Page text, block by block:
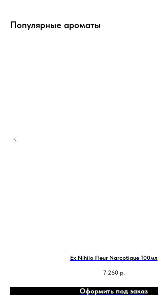
Популярные ароматы
Ex Nihilo Fleur Narcotique 100мл
7 260 р.
Оформить под заказ